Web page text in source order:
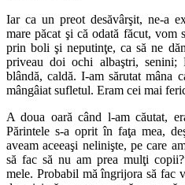
Iar ca un preot desăvârşit, ne-a
mare păcat şi că odată făcut,
prin boli şi neputinţe, ca să ne
priveau doi ochi albaştri,
blândă, caldă. I-am sărutat mâna
mângâiat sufletul. Eram cei mai
A doua oară când l-am căutat,
Părintele s-a oprit în faţa mea,
aveam aceeaşi nelinişte, pe care
să fac să nu am prea mulţi
mele. Probabil mă îngrijora să fac